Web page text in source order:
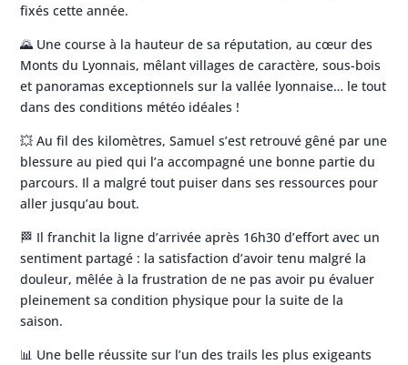
fixés cette année.
🌄 Une course à la hauteur de sa réputation, au cœur des
Monts du Lyonnais, mêlant villages de caractère, sous-bois
et panoramas exceptionnels sur la vallée lyonnaise… le tout
dans des conditions météo idéales !
💥 Au fil des kilomètres, Samuel s’est retrouvé gêné par une
blessure au pied qui l’a accompagné une bonne partie du
parcours. Il a malgré tout puiser dans ses ressources pour
aller jusqu’au bout.
🏁 Il franchit la ligne d’arrivée après 16h30 d’effort avec un
sentiment partagé : la satisfaction d’avoir tenu malgré la
douleur, mêlée à la frustration de ne pas avoir pu évaluer
pleinement sa condition physique pour la suite de la
saison.
📊 Une belle réussite sur l’un des trails les plus exigeants